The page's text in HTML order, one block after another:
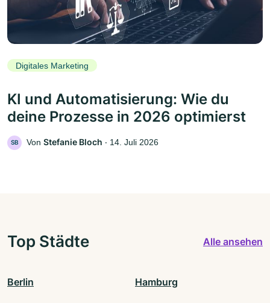
Digitales Marketing
KI und Automatisierung: Wie du
deine Prozesse in 2026 optimierst
SB Von Stefanie Bloch ‧ 14. Juli 2026
Top Städte Alle ansehen
Berlin Hamburg